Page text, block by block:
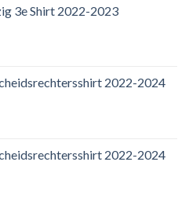
3e Shirt 2022-2023
2022-2024
2022-2024